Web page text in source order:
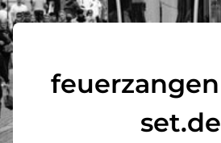
set.de